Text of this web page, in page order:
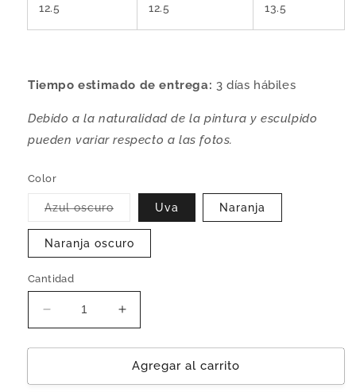
12.5 12.5 13.5
Tiempo estimado de entrega: 3días hábiles
Debido a la naturalidad de la pintura y esculpido
pueden variar respecto a las fotos.
Color
Azul oscuroVariante
o
no
disponible
Uva Naranja
Naranja oscuro
Cantidad
Reducir
cantidad
para
Olinála
Aumentar
cantidad
para
Calabaza
Olinála
Agregar al carrito